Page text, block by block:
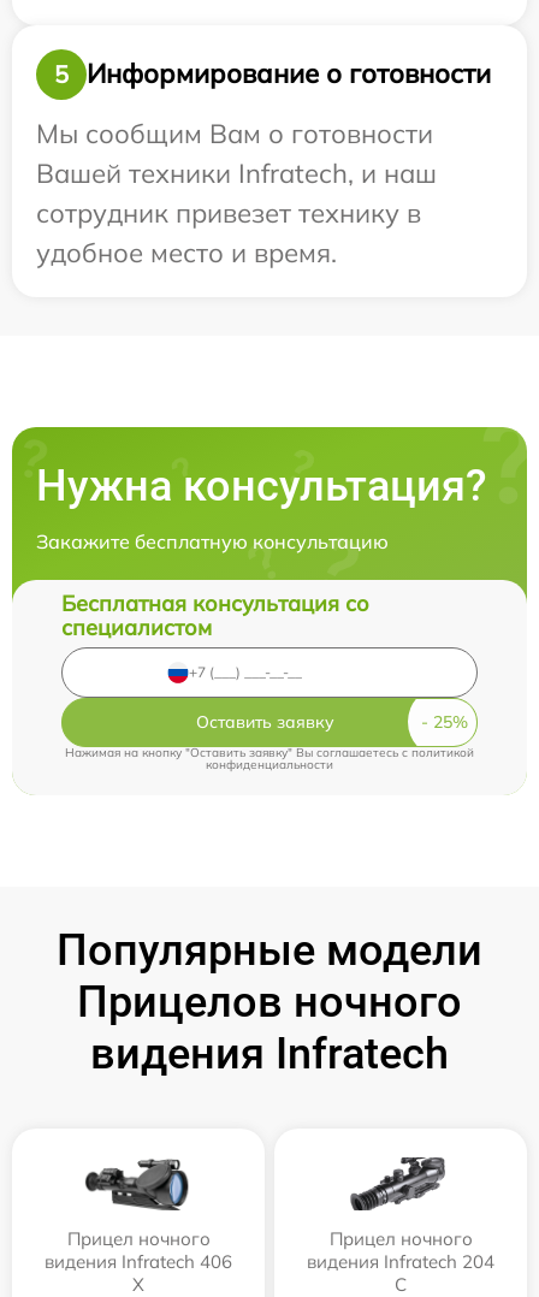
5
Информирование о готовности
Мы сообщим Вам о готовности
Вашей техники Infratech, и наш
сотрудник привезет технику в
удобное место и время.
Нужна консультация?
Закажите бесплатную консультацию
Бесплатная консультация со
специалистом
Оставить заявку
Нажимая на кнопку "Оставить заявку" Вы соглашаетесь cполитикой
конфиденциальности
Популярные модели
Прицелов ночного
видения Infratech
Прицел ночного
видения Infratech 406
Х
Прицел ночного
видения Infratech 204
С